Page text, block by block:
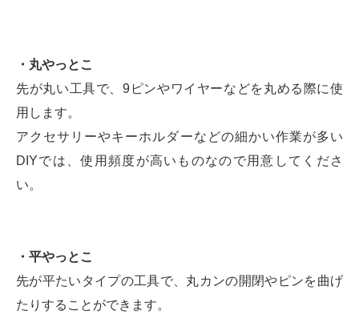
・丸やっとこ
先が丸い工具で、9ピンやワイヤーなどを丸める際に使
用します。
アクセサリーやキーホルダーなどの細かい作業が多い
DIYでは、使用頻度が高いものなので用意してくださ
い。
・平やっとこ
先が平たいタイプの工具で、丸カンの開閉やピンを曲げ
たりすることができます。